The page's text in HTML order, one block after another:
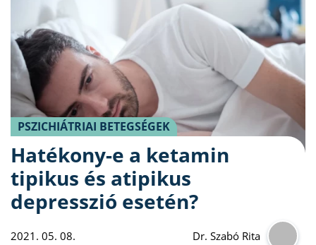
ORVOS VÁLASZOL
ORVOSKERESŐ
PSZICHIÁTRIAI BETEGSÉGEK
Hatékony-e a ketamin
tipikus és atipikus
depresszió esetén?
2021. 05. 08. Dr. Szabó Rita